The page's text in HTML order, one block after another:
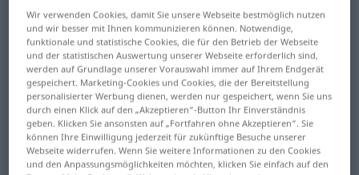
Übersicht aller Übersetzungen
(Für mehr Details die Übersetzung anklicken/antippen)
supple agile, nimble
lithe, lissome, lissom
articulated, flexible
Wir verwenden Cookies, damit Sie unsere Webseite bestmöglich nutzen
und wir besser mit Ihnen kommunizieren können. Notwendige,
funktionale und statistische Cookies, die für den Betrieb der Webseite
und der statistischen Auswertung unserer Webseite erforderlich sind,
werden auf Grundlage unserer Vorauswahl immer auf Ihrem Endgerät
gespeichert. Marketing-Cookies und Cookies, die der Bereitstellung
personalisierter Werbung dienen, werden nur gespeichert, wenn Sie uns
durch einen Klick auf den „Akzeptieren“-Button Ihr Einverständnis
geben. Klicken Sie ansonsten auf „Fortfahren ohne Akzeptieren“. Sie
können Ihre Einwilligung jederzeit für zukünftige Besuche unserer
Webseite widerrufen. Wenn Sie weitere Informationen zu den Cookies
und den Anpassungsmöglichkeiten möchten, klicken Sie einfach auf den